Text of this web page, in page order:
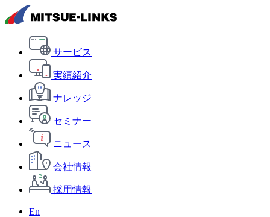
サービス
実績紹介
ナレッジ
セミナー
ニュース
会社情報
採用情報
En